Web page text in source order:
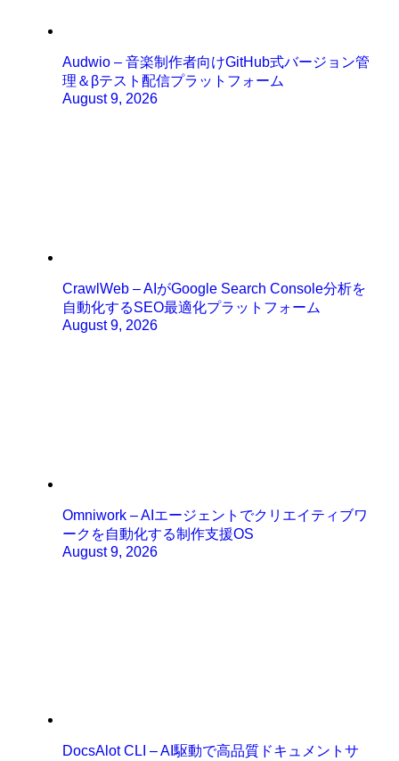
Audwio – 音楽制作者向けGitHub式バージョン管
理＆βテスト配信プラットフォーム
August 9, 2026
CrawlWeb – AIがGoogle Search Console分析を
自動化するSEO最適化プラットフォーム
August 9, 2026
Omniwork – AIエージェントでクリエイティブワ
ークを自動化する制作支援OS
August 9, 2026
DocsAlot CLI – AI駆動で高品質ドキュメントサ